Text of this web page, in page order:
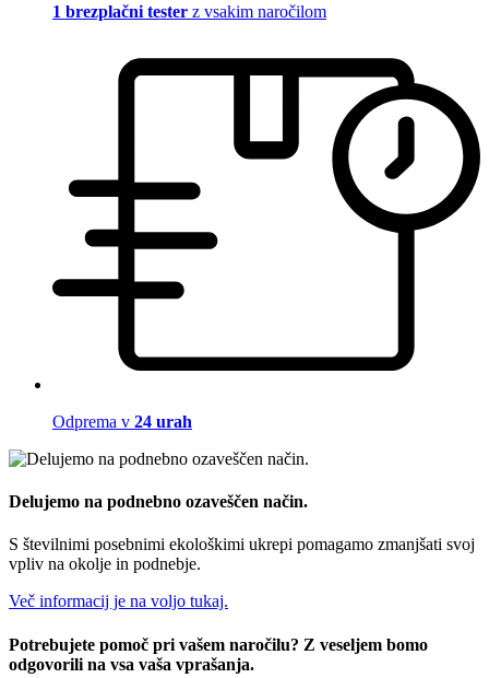
1 brezplačni tester z vsakim naročilom
Odprema v 24 urah
Delujemo na podnebno ozaveščen način.
S številnimi posebnimi ekološkimi ukrepi pomagamo zmanjšati svoj
vpliv na okolje in podnebje.
Več informacij je na voljo tukaj.
Potrebujete pomoč pri vašem naročilu? Z veseljem bomo
odgovorili na vsa vaša vprašanja.